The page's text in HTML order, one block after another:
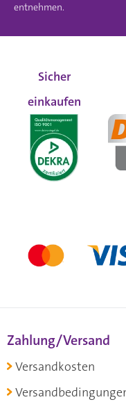
entnehmen.
Sicher
einkaufen
Zahlung/Versand
Versandkosten